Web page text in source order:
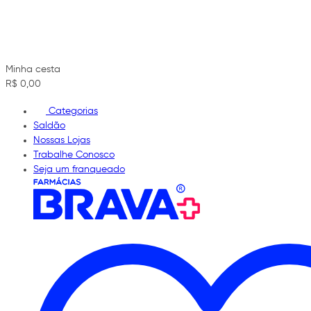
Minha cesta
R$ 0,00
Categorias
Saldão
Nossas Lojas
Trabalhe Conosco
Seja um franqueado